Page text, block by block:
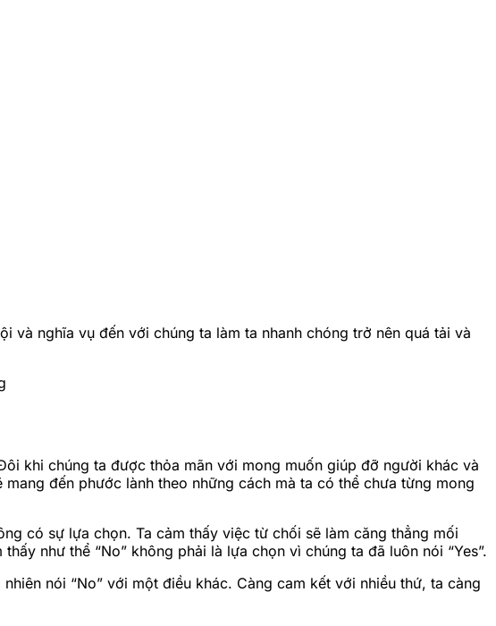
và nghĩa vụ đến với chúng ta làm ta nhanh chóng trở nên quá tải và
khi chúng ta được thỏa mãn với mong muốn giúp đỡ người khác và
đến phước lành theo những cách mà ta có thể chưa từng mong
có sự lựa chọn. Ta cảm thấy việc từ chối sẽ làm căng thẳng mối
như thể “No” không phải là lựa chọn vì chúng ta đã luôn nói “Yes”.
nói “No” với một điều khác. Càng cam kết với nhiều thứ, ta càng